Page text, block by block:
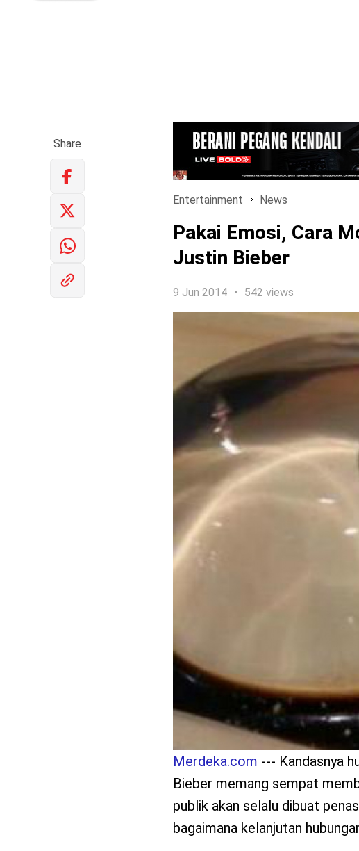
benefit
LOGIN
Share
Entertainment News
Pakai Emosi, Cara
Justin Bieber
9 Jun 2014 542 views
Merdeka.com --- Kandasnya
Bieber memang sempat
publik akan selalu dibuat
bagaimana kelanjutan